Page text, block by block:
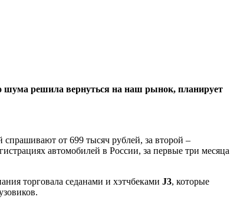
шума решила вернуться на наш рынок, планирует
от 699 тысяч рублей, за второй –
автомобилей в России, за первые три месяца
торговала седанами и хэтчбеками J3, которые